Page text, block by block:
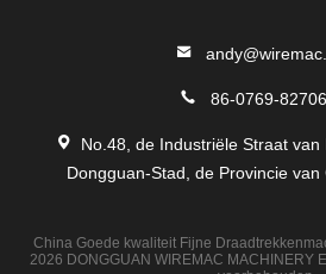
86-0769-
No.48, de Industriële Straat van
Dongguan-Stad, de Provincie
China Goede kwaliteit Fijne
2026 DONGGUAN WIREMAC MACHINERY